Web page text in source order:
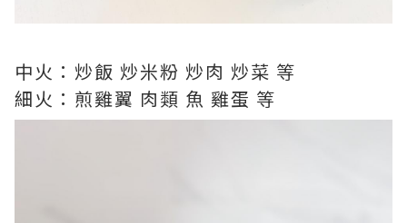
中火：炒飯 炒米粉 炒肉 炒菜 等
細火：煎雞翼 肉類 魚 雞蛋 等